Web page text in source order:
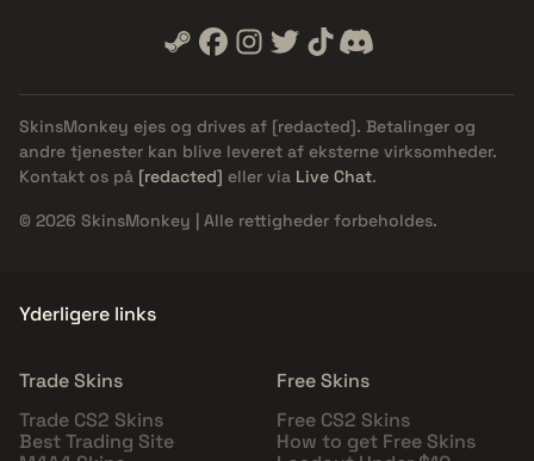
SkinsMonkey ejes og drives af [redacted]. Betalinger og
andre tjenester kan blive leveret af eksterne virksomheder.
Kontakt os på [redacted] eller via Live Chat.
© 2026 SkinsMonkey | Alle rettigheder forbeholdes.
Yderligere links
Trade Skins
Trade CS2 Skins
Best Trading Site
Free Skins
Free CS2 Skins
How to get Free Skins